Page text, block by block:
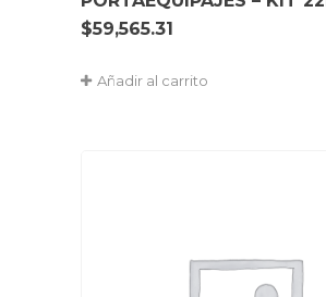
$59,565.31
Añadir al carrito